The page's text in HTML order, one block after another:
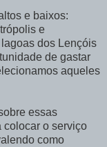
e baixos:
e
dos Lençóis
de gastar
aqueles
essas
colocar o serviço
como